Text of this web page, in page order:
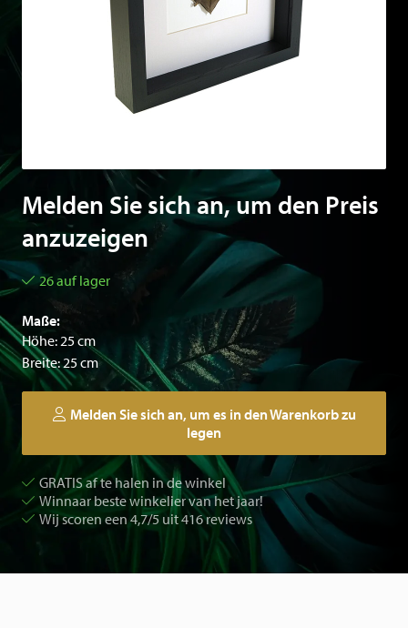
Melden Sie sich an, um den Preis
anzuzeigen
26 auf lager
Maße:
Höhe: 25 cm
Breite: 25 cm
Melden Sie sich an, um es in den Warenkorb zu
legen
GRATIS af te halen in de winkel
Winnaar beste winkelier van het jaar!
Wij scoren een 4,7/5 uit 416 reviews